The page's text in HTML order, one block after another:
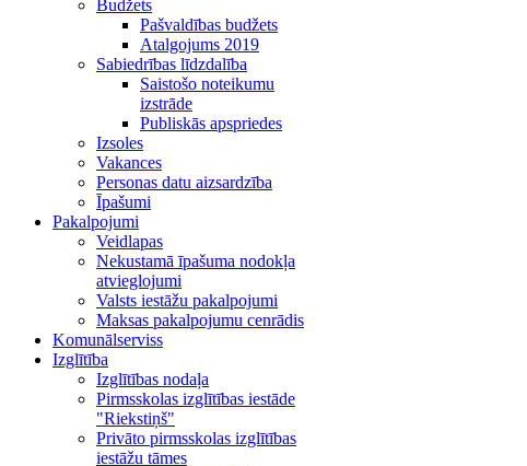
Budžets
Pašvaldības budžets
Atalgojums 2019
Sabiedrības līdzdalība
Saistošo noteikumu
izstrāde
Publiskās apspriedes
Izsoles
Vakances
Personas datu aizsardzība
Īpašumi
Pakalpojumi
Veidlapas
Nekustamā īpašuma nodokļa
atvieglojumi
Valsts iestāžu pakalpojumi
Maksas pakalpojumu cenrādis
Komunālserviss
Izglītība
Izglītības nodaļa
Pirmsskolas izglītības iestāde
"Riekstiņš"
Privāto pirmsskolas izglītības
iestāžu tāmes